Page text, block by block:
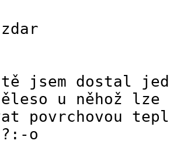
jsem dostal
u něhož lze
povrchovou
?:-o